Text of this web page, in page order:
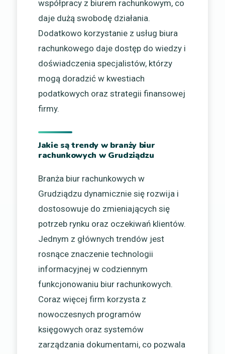
współpracy z biurem rachunkowym, co
daje dużą swobodę działania.
Dodatkowo korzystanie z usług biura
rachunkowego daje dostęp do wiedzy i
doświadczenia specjalistów, którzy
mogą doradzić w kwestiach
podatkowych oraz strategii finansowej
firmy.
Jakie są trendy w branży biur
rachunkowych w Grudziądzu
Branża biur rachunkowych w
Grudziądzu dynamicznie się rozwija i
dostosowuje do zmieniających się
potrzeb rynku oraz oczekiwań klientów.
Jednym z głównych trendów jest
rosnące znaczenie technologii
informacyjnej w codziennym
funkcjonowaniu biur rachunkowych.
Coraz więcej firm korzysta z
nowoczesnych programów
księgowych oraz systemów
zarządzania dokumentami, co pozwala